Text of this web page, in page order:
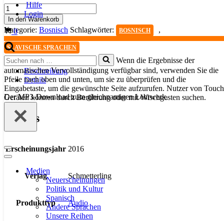
Hilfe
Login
Warenkorb
0
Suchen
nach …
Wenn die Ergebnisse der
automatischen Vervollständigung verfügbar sind, verwenden Sie die
Pfeile nach oben und unten, um sie zu überprüfen und die
Eingabetaste, um die gewünschte Seite aufzurufen. Nutzer von
Geräten können durch Berührung oder mit Wischgesten suchen.
Navigationsmenü
Navigationsmenü
Medien
Neuerscheinungen
Politik und Kultur
Spanisch
Andere Sprachen
Unsere Reihen
Bosnisch
für
absolute
Anfänger
-
MP3-
Download
Menge
In den Warenkorb
Kategorie: Bosnisch Schlagwörter: BOSNISCH ,
SLAVISCHE SPRACHEN
Beschreibung
Details
Der MP3-Download zum gleichnamigen Lehrwerk.
Details
Erscheinungsjahr 2016
Verlag Schmetterling
Produkttyp Audio